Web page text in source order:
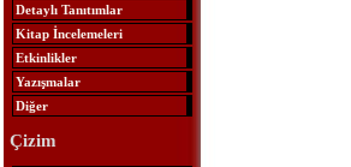
Detaylı Tanıtımlar
Kitap İncelemeleri
Etkinlikler
Yazışmalar
Diğer
Çizim